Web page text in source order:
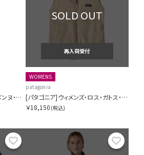
[パタゴニア]ウィメンズ・テルボンヌ・ジョガーズ
SOLD OUT
再入荷受付
WOMENS
patagonia
[パタゴニア]ウィメンズ・ロス・ガトス・ベスト
￥18,150 (税込)
お気に入り